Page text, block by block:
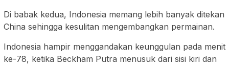
Di babak kedua, Indonesia memang lebih banyak ditekan
China sehingga kesulitan mengembangkan permainan.
Indonesia hampir menggandakan keunggulan pada menit
ke-78, ketika Beckham Putra menusuk dari sisi kiri dan